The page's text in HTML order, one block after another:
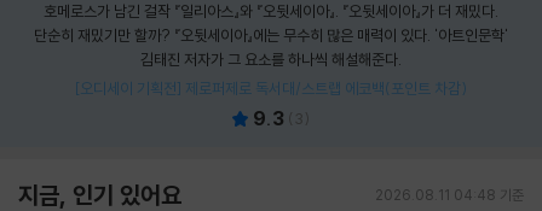
호메로스가 남긴 걸작 『일리아스』와 『오뒷세이아』. 『오뒷세이아』가 더 재밌다.
단순히 재밌기만 할까? 『오뒷세이아』에는 무수히 많은 매력이 있다. '아트인문학'
김태진 저자가 그 요소를 하나씩 해설해준다.
[오디세이 기획전] 제로퍼제로 독서대/스트랩 에코백(포인트 차감)
9.3 ( 3)
지금, 인기 있어요 2026.08.11 04:48 기준